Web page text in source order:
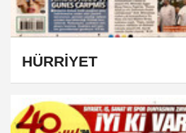
HÜRRİYET